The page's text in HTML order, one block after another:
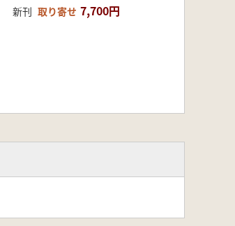
新刊 取り寄せ 7,700円